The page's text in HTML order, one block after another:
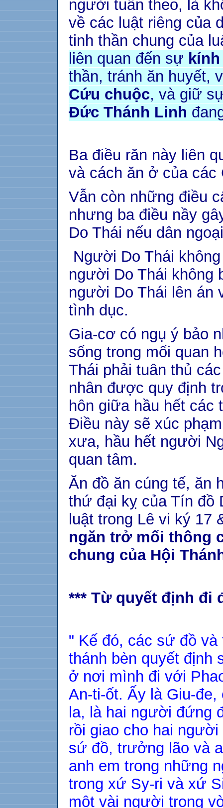
người tuân theo, là
về các luật riêng của
tinh thần chung của
liên quan đến sự
thần, tránh ăn huyết,
Cứu chuộc, và giữ
Đức Thánh Linh
Ba điều răn này liên
và cách ăn ở của
Vẫn còn những điều
nhưng ba điều nầy
Do Thái nếu dân
Người Do Thái
người Do Thái không
người Do Thái lên án
tình dục.
Gia-cơ có ngụ ý bảo
sống trong mối quan
Thái phải tuân thủ
nhân được quy định
hôn giữa hầu hết các
Điều này sẽ xúc
xưa, hầu hết người
quan tâm.
Ăn đồ ăn cúng tế, ăn
thứ đại kỵ của Tín đồ
luật trong Lê vi ký 17
ngăn trở mối thông
chung của Hội
*** Từ quyết định đi
" Kế đó, các sứ đồ
thánh bèn quyết
ở nơi mình đi với
An-ti-ốt. Ấy là Giu-
la, là hai người đứng
rồi giao cho hai
sứ đồ, trưởng lão và
anh em trong những
trong xứ Sy-ri và xứ
một vài người trong